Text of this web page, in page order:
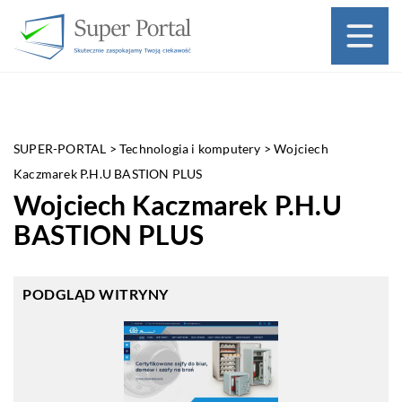
SUPER-PORTAL >Technologia i komputery >Wojciech
Kaczmarek P.H.U BASTION PLUS
Wojciech Kaczmarek P.H.U
BASTION PLUS
PODGLĄD WITRYNY